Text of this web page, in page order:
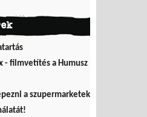
- filmvetítés a Humusz
a szupermarketek